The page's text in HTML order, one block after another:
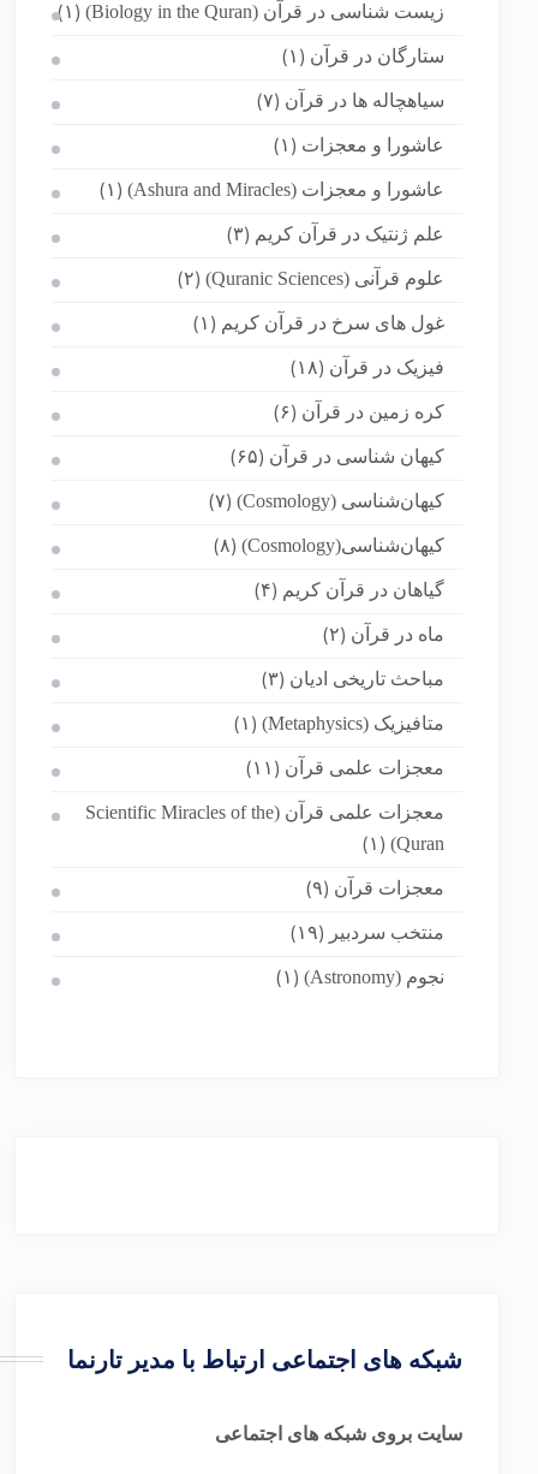
زیست شناسی در قرآن (Biology in the Quran) (۱)
ستارگان در قرآن (۱)
سیاهچاله ها در قرآن (۷)
عاشورا و معجزات (۱)
عاشورا و معجزات (Ashura and Miracles) (۱)
علم ژنتیک در قرآن کریم (۳)
علوم قرآنی (Quranic Sciences) (۲)
غول های سرخ در قرآن کریم (۱)
فیزیک در قرآن (۱۸)
کره زمین در قرآن (۶)
کیهان شناسی در قرآن (۶۵)
کیهان‌شناسی (Cosmology) (۷)
کیهان‌شناسی(Cosmology) (۸)
گیاهان در قرآن کریم (۴)
ماه در قرآن (۲)
مباحث تاریخی ادیان (۳)
متافیزیک (Metaphysics) (۱)
معجزات علمی قرآن (۱۱)
معجزات علمی قرآن (Scientific Miracles of the
Quran)
(۱)
معجزات قرآن (۹)
منتخب سردبیر (۱۹)
نجوم (Astronomy) (۱)
شبکه های اجتماعی ارتباط با مدیر تارنما
سایت بروی شبکه های اجتماعی